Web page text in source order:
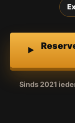
Sinds 2021